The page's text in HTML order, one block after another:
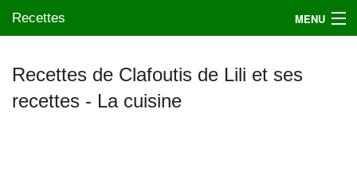
Recettes MENU
Mes blogs préférés
Recettes de Clafoutis de Lili et ses
recettes - La cuisine